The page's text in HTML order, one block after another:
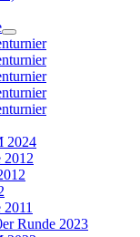
2024
2012
Runde 2023